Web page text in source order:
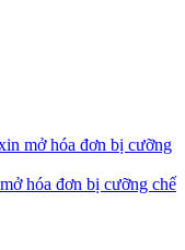
mở hóa đơn bị cưỡng
hóa đơn bị cưỡng chế